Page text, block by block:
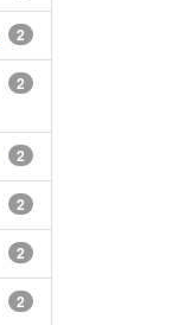
2
2
2
2
2
2